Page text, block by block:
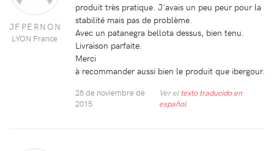
JFPERNON
LYON France
produit très pratique. J'avais un peu peur pour la
stabilité mais pas de problème.
Avec un patanegra bellota dessus, bien tenu.
Livraison parfaite.
Merci
à recommander aussi bien le produit que ibergour.
28 de noviembre de
2015
Ver eltexto traducido en
español